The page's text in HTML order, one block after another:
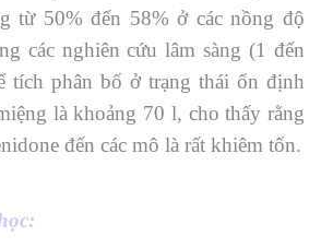
từ 50% đến 58% ở các nồng độ
các nghiên cứu lâm sàng (1 đến
tích phân bố ở trạng thái ổn định
là khoảng 70 l, cho thấy rằng
đến các mô là rất khiêm tốn.